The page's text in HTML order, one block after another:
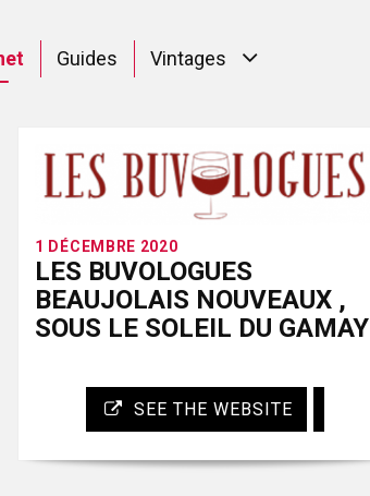
Guides Vintages
1 DÉCEMBRE 2020
LES BUVOLOGUES
BEAUJOLAIS NOUVEAUX ,
SOUS LE SOLEIL DU GAMAY
SEE THE WEBSITE